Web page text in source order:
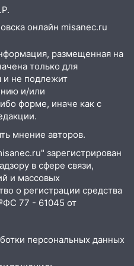
при ЦГКБ
на 7 и 8 лет
сбили над
и Саратовской
уверовала в
фирмы
налогов на 48
сбил
двое
ожидается
онлайн misanec.ru
размещенная на
только для
и не подлежит
и/или
форме, иначе как с
мнение авторов.
зарегистрирован
в сфере связи,
и массовых
о регистрации средства
77 - 61045 от
персональных данных